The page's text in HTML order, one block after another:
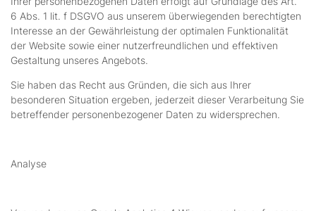
6 Abs. 1 lit. f DSGVO aus unserem überwiegenden berechtigten
Interesse an der Gewährleistung der optimalen Funktionalität
der Website sowie einer nutzerfreundlichen und effektiven
Gestaltung unseres Angebots.
Sie haben das Recht aus Gründen, die sich aus Ihrer
besonderen Situation ergeben, jederzeit dieser Verarbeitung Sie
betreffender personenbezogener Daten zu widersprechen.
Analyse